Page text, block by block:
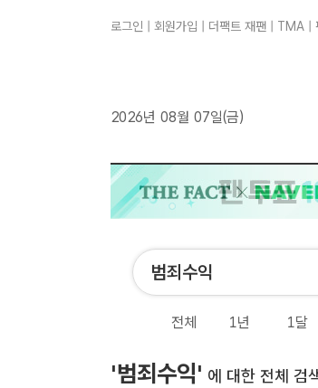
로그인 회원가입 더팩트 재팬 TMA
2026년 08월 07일(금)
전체 1년 1달
'범죄수익' 에 대한 전체 검